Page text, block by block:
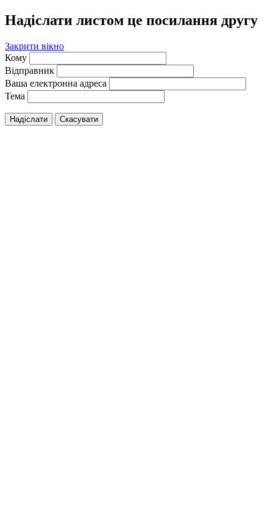
Надіслати листом це посилання другу
Закрити вікно
Кому
Відправник
Ваша електронна адреса
Тема
Надіслати Скасувати